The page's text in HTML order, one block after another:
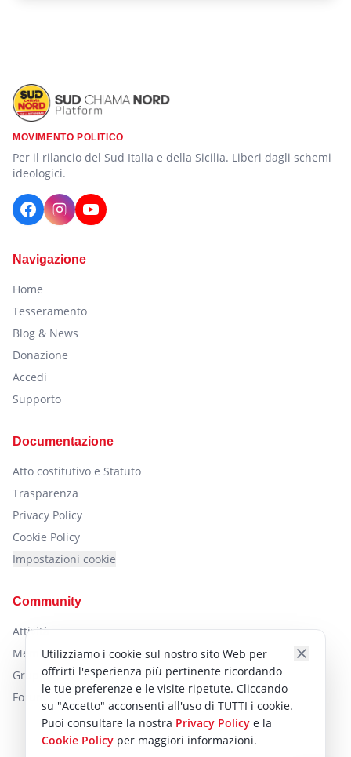
MOVIMENTO POLITICO
Per il rilancio del Sud Italia e della Sicilia. Liberi dagli schemi
ideologici.
Navigazione
Home
Tesseramento
Blog & News
Donazione
Accedi
Supporto
Documentazione
Atto costitutivo e Statuto
Trasparenza
Privacy Policy
Cookie Policy
Impostazioni cookie
Community
Attività
Membri
Gruppi
Forum
Utilizziamo i cookie sul nostro sito Web per
offrirti l'esperienza più pertinente ricordando
le tue preferenze e le visite ripetute. Cliccando
su "Accetto" acconsenti all'uso di TUTTI i cookie.
Puoi consultare la nostra Privacy Policy e la
Cookie Policy per maggiori informazioni.